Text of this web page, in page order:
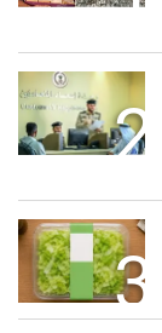
2
3